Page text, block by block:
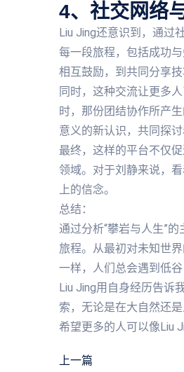
4、社交网络
Liu Jing还意识到，通过
每一段旅程，包括成功
相互鼓励，到共同分享
同时，这种交流让更多
时，那份团结协作所产
意义的新认识，共同探讨
最终，这样的平台不仅
领域。对于刘静来说，
上的信念。
总结：
通过分析“攀岩与人生”
旅程。从最初对未知世
一样，人们总会遇到低
Liu Jing用自身经历告诉
索，无论是在大自然还
希望更多的人可以像Liu
上一篇